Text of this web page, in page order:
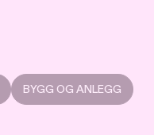
BYGG OG ANLEGG